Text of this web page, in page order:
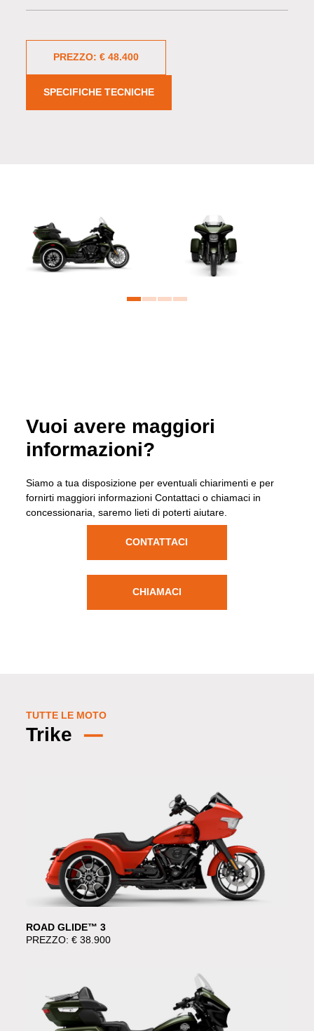
PREZZO: € 48.400
SPECIFICHE TECNICHE
Vuoi avere maggiori
informazioni?
Siamo a tua disposizione per eventuali chiarimenti e per
fornirti maggiori informazioni Contattaci o chiamaci in
concessionaria, saremo lieti di poterti aiutare.
CONTATTACI
CHIAMACI
TUTTE LE MOTO
Trike
ROAD GLIDE™ 3
PREZZO: € 38.900